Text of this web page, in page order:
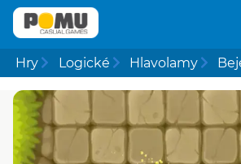
Hry Logické Hlavolamy